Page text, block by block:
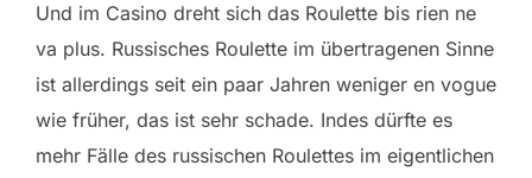
Und im Casino dreht sich das Roulette bis rien ne
va plus. Russisches Roulette im übertragenen Sinne
ist allerdings seit ein paar Jahren weniger en vogue
wie früher, das ist sehr schade. Indes dürfte es
mehr Fälle des russischen Roulettes im eigentlichen